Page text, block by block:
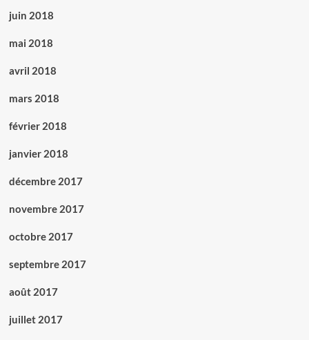
juin 2018
mai 2018
avril 2018
mars 2018
février 2018
janvier 2018
décembre 2017
novembre 2017
octobre 2017
septembre 2017
août 2017
juillet 2017